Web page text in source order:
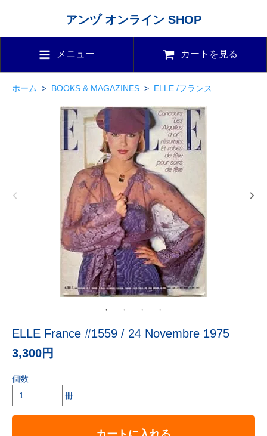
アンヅ オンライン SHOP
メニュー カートを見る
ホーム > BOOKS & MAGAZINES > ELLE /フランス
ELLE France #1559 / 24 Novembre 1975
3,300円
個数
冊